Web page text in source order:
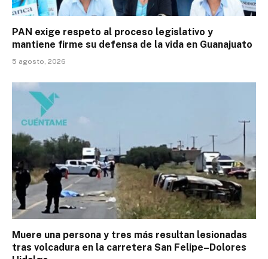
PAN exige respeto al proceso legislativo y
mantiene firme su defensa de la vida en Guanajuato
5 agosto, 2026
Muere una persona y tres más resultan lesionadas
tras volcadura en la carretera San Felipe–Dolores